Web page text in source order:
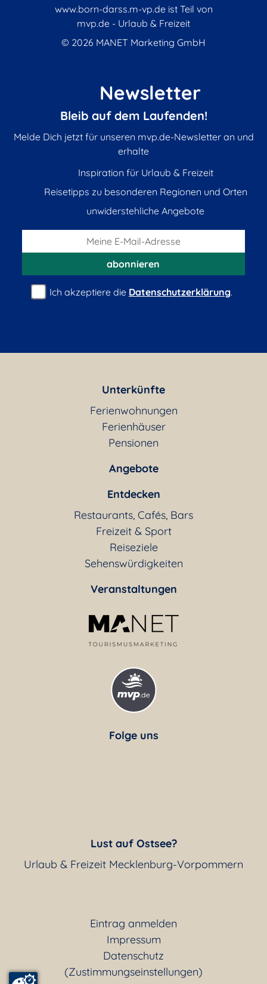
www.born-darss.m-vp.de ist Teil von
mvp.de - Urlaub & Freizeit
© 2026 MANET Marketing GmbH
Newsletter
Bleib auf dem Laufenden!
Melde Dich jetzt für unseren mvp.de-Newsletter an und
erhalte
Inspiration für Urlaub & Freizeit
Reisetipps zu besonderen Regionen und Orten
unwiderstehliche Angebote
abonnieren
Ich akzeptiere die Datenschutzerklärung.
Unterkünfte
Ferienwohnungen
Ferienhäuser
Pensionen
Angebote
Entdecken
Restaurants, Cafés, Bars
Freizeit & Sport
Reiseziele
Sehenswürdigkeiten
Veranstaltungen
Folge uns
Lust auf Ostsee?
Urlaub & Freizeit Mecklenburg-Vorpommern
Eintrag anmelden
Impressum
Datenschutz
(Zustimmungseinstellungen)